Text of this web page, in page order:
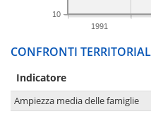
1991
10
CONFRONTI
Indicatore
Ampiezza media delle famiglie